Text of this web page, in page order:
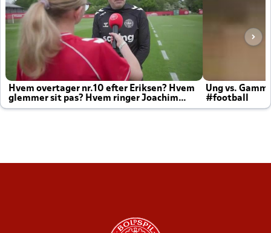
Hvem overtager nr.10 efter Eriksen? Hvem
glemmer sit pas? Hvem ringer Joachim
altid til efter kampe?
Ung vs.
#football